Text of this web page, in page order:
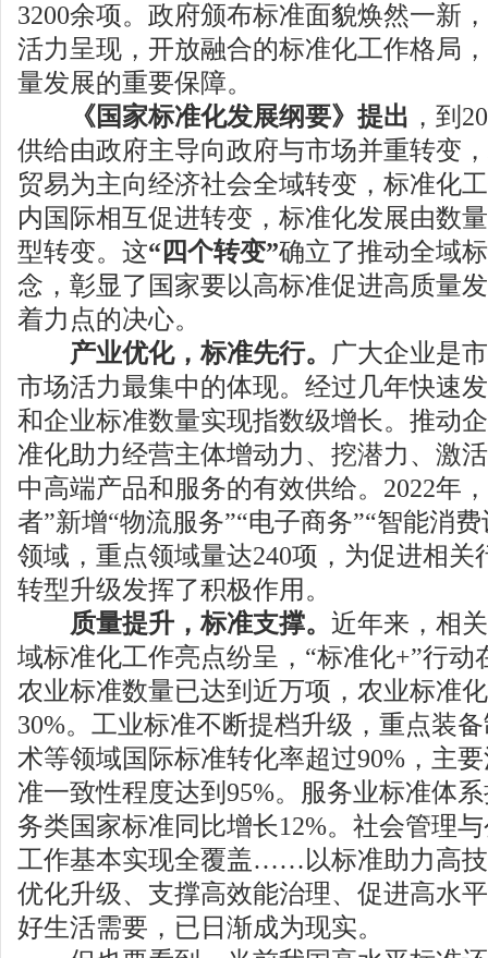
3200余项。政府颁布标准面貌焕然一新
活力呈现，开放融合的标准化工作格局
量发展的重要保障。
《国家标准化发展纲要》提出 ，到
供给由政府主导向政府与市场并重转变
贸易为主向经济社会全域转变，标准化
内国际相互促进转变，标准化发展由数
型转变。这“四个转变”确立了推动全域
念，彰显了国家要以高标准促进高质量
着力点的决心。
产业优化，标准先行。
广大企业是
市场活力最集中的体现。经过几年快速
和企业标准数量实现指数级增长。推动
准化助力经营主体增动力、挖潜力、激
中高端产品和服务的有效供给。2022年
者”新增“物流服务”“电子商务”“智能消
领域，重点领域量达240项，为促进相关
转型升级发挥了积极作用。
质量提升，标准支撑。 近年来，相
域标准化工作亮点纷呈，“标准化+”行动
农业标准数量已达到近万项，农业标准
30%。工业标准不断提档升级，重点装
术等领域国际标准转化率超过90%，主
准一致性程度达到95%。服务业标准体
务类国家标准同比增长12%。社会管理
工作基本实现全覆盖……以标准助力高
优化升级、支撑高效能治理、促进高水
好生活需要，已日渐成为现实。